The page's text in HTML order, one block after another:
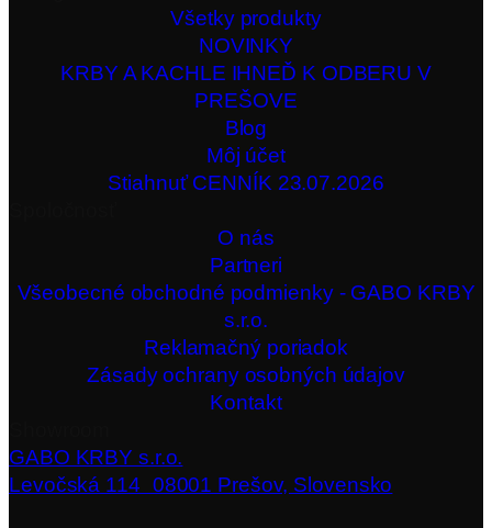
Všetky produkty
NOVINKY
KRBY A KACHLE IHNEĎ K ODBERU V
PREŠOVE
Blog
Môj účet
Stiahnuť CENNÍK 23.07.2026
O nás
Partneri
Všeobecné obchodné podmienky - GABO KRBY
s.r.o.
Reklamačný poriadok
Zásady ochrany osobných údajov
Kontakt
GABO KRBY s.r.o.
Levočská 114 08001 Prešov, Slovensko